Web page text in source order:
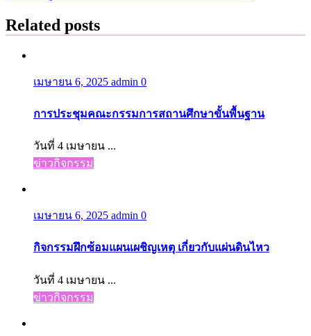
Related posts
เมษายน 6, 2025 admin 0
การประชุมคณะกรรมการสถานศึกษาขั้นพื้นฐาน
วันที่ 4 เมษายน ...
ข่าวกิจกรรม
เมษายน 6, 2025 admin 0
กิจกรรมฝึกซ้อมแผนเผชิญเหตุ เกี่ยวกับแผ่นดินไหว
วันที่ 4 เมษายน ...
ข่าวกิจกรรม